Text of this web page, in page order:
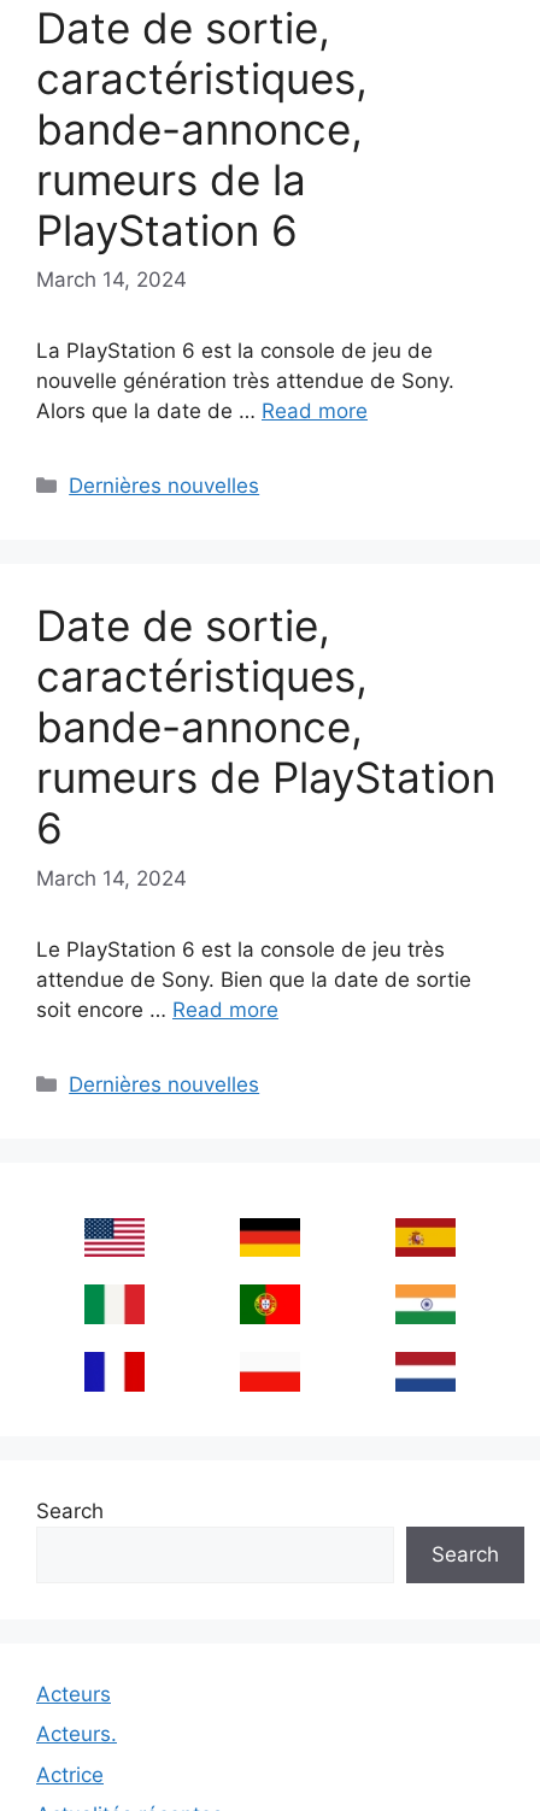
Date de sortie,
caractéristiques,
bande-annonce,
rumeurs de la
PlayStation 6
March 14, 2024
La PlayStation 6 est la console de jeu de
nouvelle génération très attendue de Sony.
Alors que la date de … Read more
Categories
Dernières nouvelles
Date de sortie,
caractéristiques,
bande-annonce,
rumeurs de PlayStation
6
March 14, 2024
Le PlayStation 6 est la console de jeu très
attendue de Sony. Bien que la date de sortie
soit encore … Read more
Categories
Dernières nouvelles
Search
Search
Acteurs
Acteurs.
Actrice